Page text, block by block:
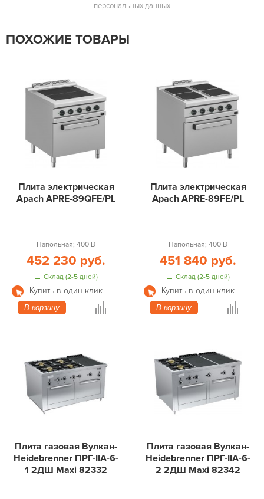
персональных данных
ПОХОЖИЕ ТОВАРЫ
Плита электрическая
Apach APRE-89QFE/PL
Напольная; 400 В
452 230 руб.
Склад (2-5 дней)
Купить в один клик
В корзину
Плита электрическая
Apach APRE-89FE/PL
Напольная; 400 В
451 840 руб.
Склад (2-5 дней)
Купить в один клик
В корзину
Плита газовая Вулкан-
Heidebrenner ПРГ-IIA-6-
1 2ДШ Maxi 82332
Плита газовая Вулкан-
Heidebrenner ПРГ-IIA-6-
2 2ДШ Maxi 82342